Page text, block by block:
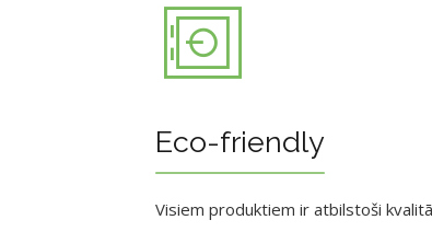
Eco-friendly
Visiem produktiem ir atbilstoši